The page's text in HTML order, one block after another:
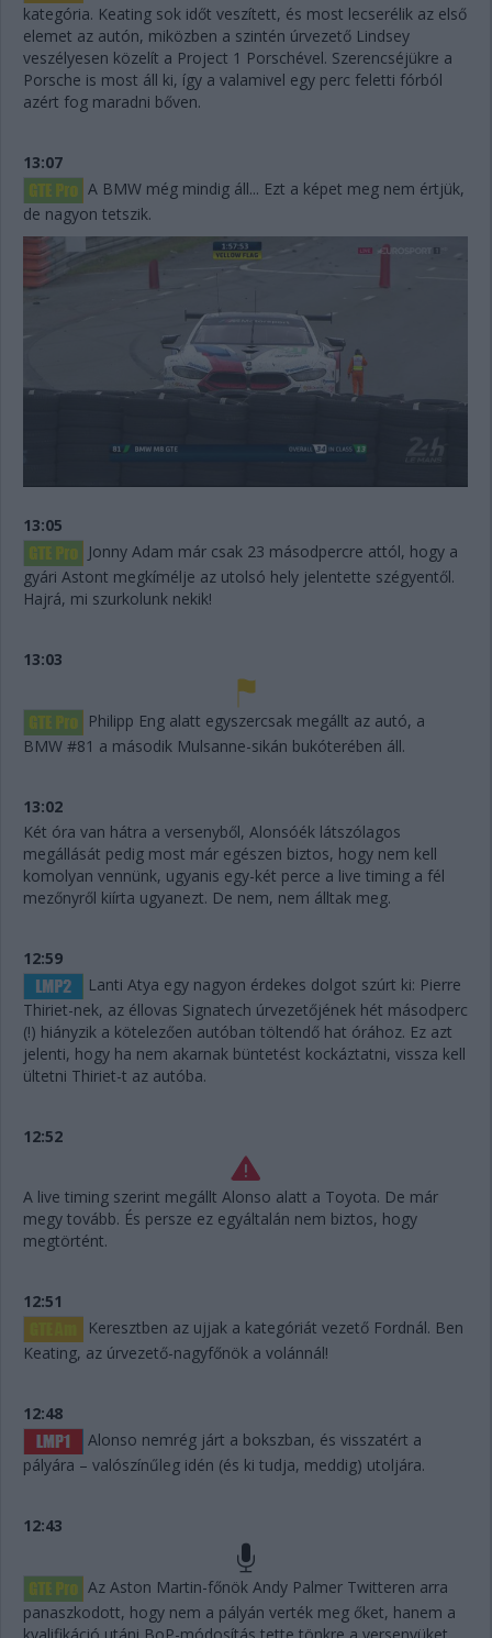
kategória. Keating sok időt veszített, és most lecserélik az első
elemet az autón, miközben a szintén úrvezető Lindsey
veszélyesen közelít a Project 1 Porschével. Szerencséjükre a
Porsche is most áll ki, így a valamivel egy perc feletti fórból
azért fog maradni bőven.
13:07
A BMW még mindig áll... Ezt a képet meg nem értjük,
de nagyon tetszik.
13:05
Jonny Adam már csak 23 másodpercre attól, hogy a
gyári Astont megkímélje az utolsó hely jelentette szégyentől.
Hajrá, mi szurkolunk nekik!
13:03
Philipp Eng alatt egyszercsak megállt az autó, a
BMW #81 a második Mulsanne-sikán bukóterében áll.
13:02
Két óra van hátra a versenyből, Alonsóék látszólagos
megállását pedig most már egészen biztos, hogy nem kell
komolyan vennünk, ugyanis egy-két perce a live timing a fél
mezőnyről kiírta ugyanezt. De nem, nem álltak meg.
12:59
Lanti Atya egy nagyon érdekes dolgot szúrt ki: Pierre
Thiriet-nek, az éllovas Signatech úrvezetőjének hét másodperc
(!) hiányzik a kötelezően autóban töltendő hat órához. Ez azt
jelenti, hogy ha nem akarnak büntetést kockáztatni, vissza kell
ültetni Thiriet-t az autóba.
12:52
A live timing szerint megállt Alonso alatt a Toyota. De már
megy tovább. És persze ez egyáltalán nem biztos, hogy
megtörtént.
12:51
Keresztben az ujjak a kategóriát vezető Fordnál. Ben
Keating, az úrvezető-nagyfőnök a volánnál!
12:48
Alonso nemrég járt a bokszban, és visszatért a
pályára – valószínűleg idén (és ki tudja, meddig) utoljára.
12:43
Az Aston Martin-főnök Andy Palmer Twitteren arra
panaszkodott, hogy nem a pályán verték meg őket, hanem a